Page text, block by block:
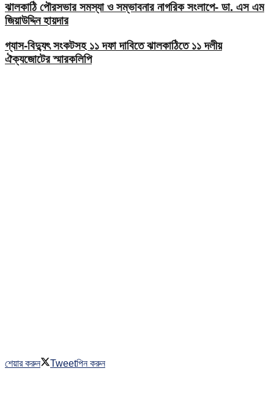
ঝালকাঠি পৌরসভার সমস্যা ও সম্ভাবনার নাগরিক সংলাপে- ডা. এস এম
জিয়াউদ্দিন হায়দার
গ্যাস-বিদ্যুৎ সংকটসহ ১১ দফা দাবিতে ঝালকাঠিতে ১১ দলীয়
ঐক্যজোটের স্মারকলিপি
শেয়ার করুন Tweetপিন করুন